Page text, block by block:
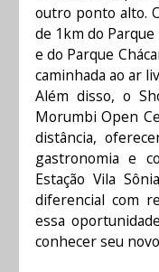
outro ponto alto.
de 1km do
e do Parque
caminhada ao ar
Além disso, o
Morumbi Open
distância,
gastronomia e
Estação Vila
diferencial com
essa
conhecer seu